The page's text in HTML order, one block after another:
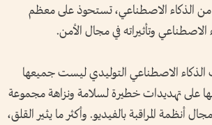
من الذكاء الاصطناعي، تستحوذ على معظم
الاصطناعي وتأثيراته في مجال الأمن.
الذكاء الاصطناعي التوليدي ليست جميعها
على تهديدات خطيرة لسلامة ونزاهة مجموعة
أنظمة المراقبة بالفيديو. وأكثر ما يثير القلق،